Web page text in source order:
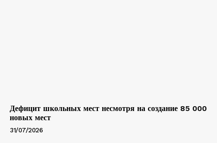
Дефицит школьных мест несмотря на создание 85 000
новых мест
31/07/2026